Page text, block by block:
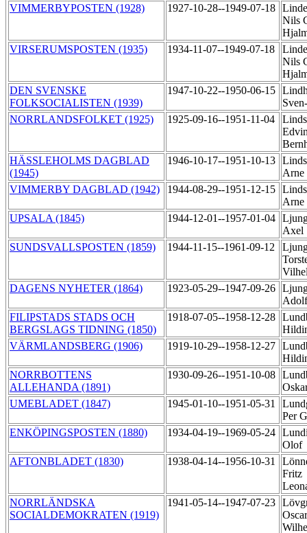
VIMMERBYPOSTEN (1928) 1927-10-28--1949-07-18
Nils
VIRSERUMSPOSTEN (1935)
1934-11-07--1949-07-18
Nils
DEN SVENSKE
FOLKSOCIALISTEN (1939)
1947-10-22--1950-06-15
NORRLANDSFOLKET (1925)
1925-09-16--1951-11-04
HÄSSLEHOLMS DAGBLAD
(1945)
1946-10-17--1951-10-13
Arne
VIMMERBY DAGBLAD (1942)
1944-08-29--1951-12-15
Arne
UPSALA (1845)
1944-12-01--1957-01-04
Axel
SUNDSVALLSPOSTEN (1859)
1944-11-15--1961-09-12
DAGENS NYHETER (1864)
1923-05-29--1947-09-26
FILIPSTADS STADS OCH
BERGSLAGS TIDNING (1850)
1918-07-05--1958-12-28
VÄRMLANDSBERG (1906)
1919-10-29--1958-12-27
NORRBOTTENS
ALLEHANDA (1891)
1930-09-26--1951-10-08
UMEBLADET (1847)
1945-01-10--1951-05-31
Per
ENKÖPINGSPOSTEN (1880)
1934-04-19--1969-05-24
Olof
AFTONBLADET (1830)
1938-04-14--1956-10-31
Fritz
NORRLÄNDSKA
SOCIALDEMOKRATEN (1919)
1941-05-14--1947-07-23
Oscar